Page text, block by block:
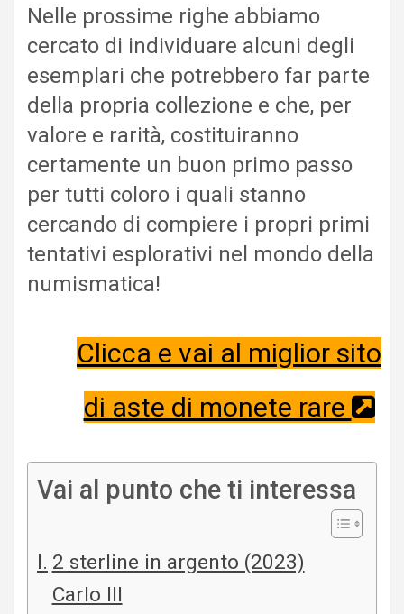
Nelle prossime righe abbiamo
cercato di individuare alcuni degli
esemplari che potrebbero far parte
della propria collezione e che, per
valore e rarità, costituiranno
certamente un buon primo passo
per tutti coloro i quali stanno
cercando di compiere i propri primi
tentativi esplorativi nel mondo della
numismatica!
Clicca e vai al miglior sito
di aste di monete rare
Vai al punto che ti interessa
2 sterline in argento (2023)
Carlo III